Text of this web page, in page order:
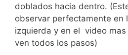
doblados hacia dentro.
observar perfectamente en
izquierda y en el video
ven todos los pasos)